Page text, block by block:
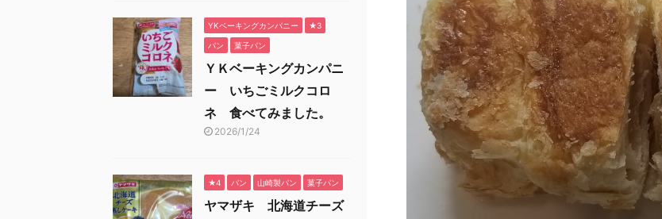
YKベーキングカンパニー ★3
パン 菓子パン
ＹＫベーキングカンパニ
ー いちごミルクコロ
ネ 食べてみました。
2026/1/24
★4 パン 山崎製パン 菓子パン
ヤマザキ 北海道チーズ